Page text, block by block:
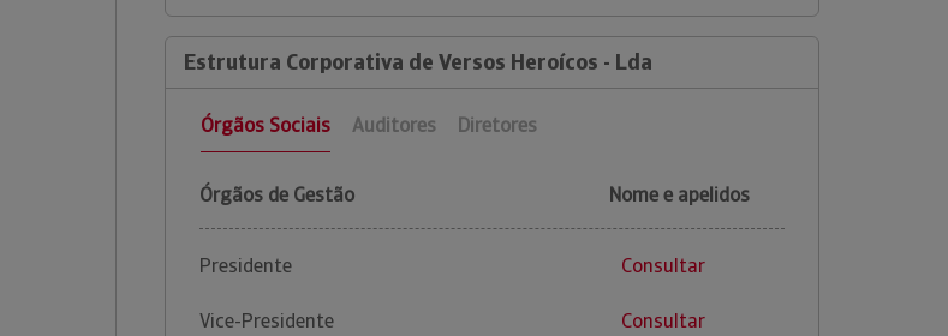
Estrutura Corporativa de Versos Heroícos - Lda
Órgãos Sociais Auditores Diretores
Órgãos de Gestão Nome e apelidos
Presidente Consultar
Vice-Presidente Consultar